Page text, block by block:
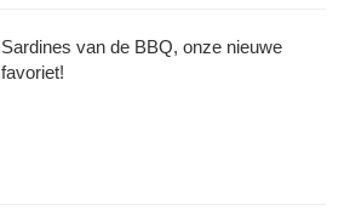
Sardines van de BBQ, onze nieuwe
favoriet!